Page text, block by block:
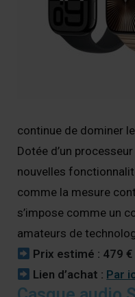
continue de dominer
Dotée d’un
nouvelles
comme la mesure
s’impose comme un
amateurs de
Prix estimé : 479 €
Lien d’achat : Par